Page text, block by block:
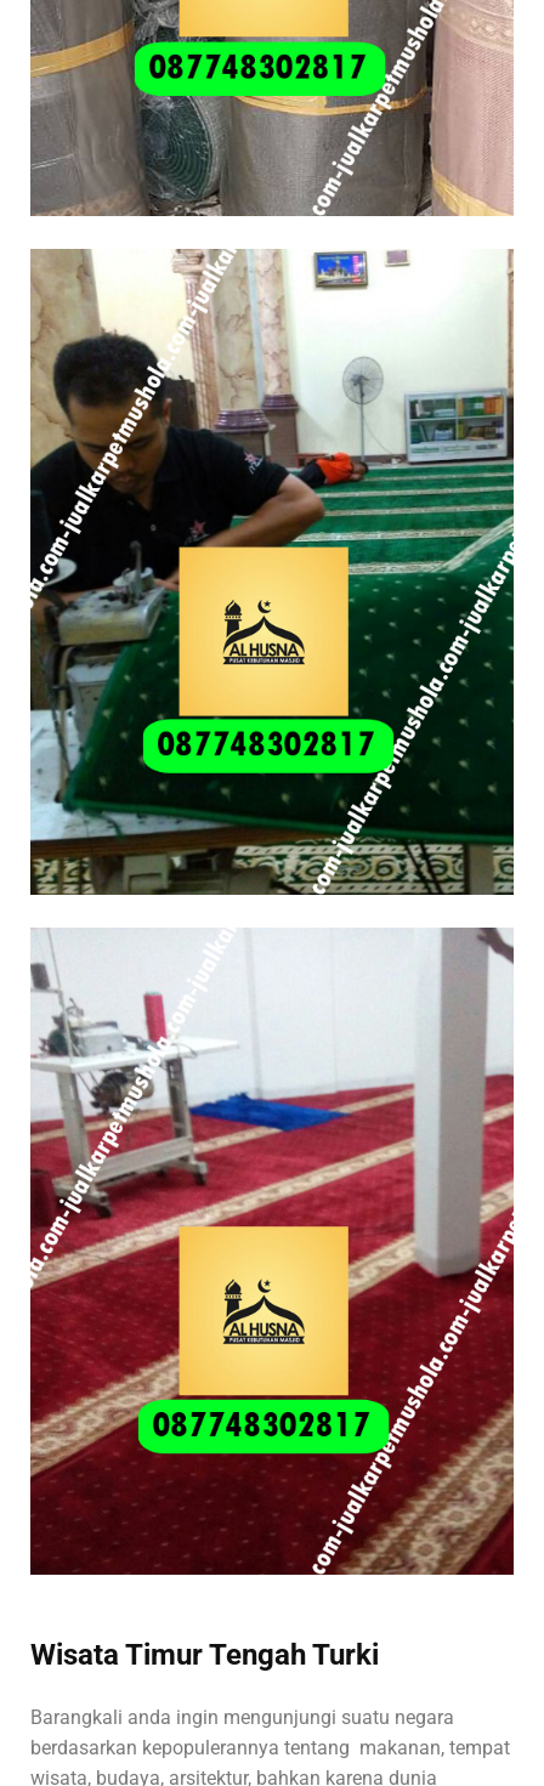
Wisata Timur Tengah Turki
Barangkali anda ingin mengunjungi suatu negara
berdasarkan kepopulerannya tentang makanan, tempat
wisata, budaya, arsitektur, bahkan karena dunia